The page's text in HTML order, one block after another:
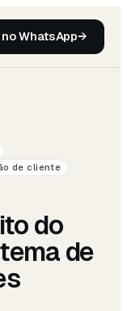
WhatsApp→
de cliente
do
de